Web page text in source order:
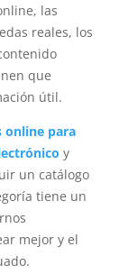
las
reales, los
que
útil.
online para
y
un catálogo
tiene un
mejor y el